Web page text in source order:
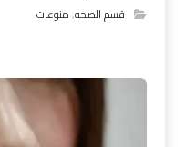
قسم الصحه,منوعات